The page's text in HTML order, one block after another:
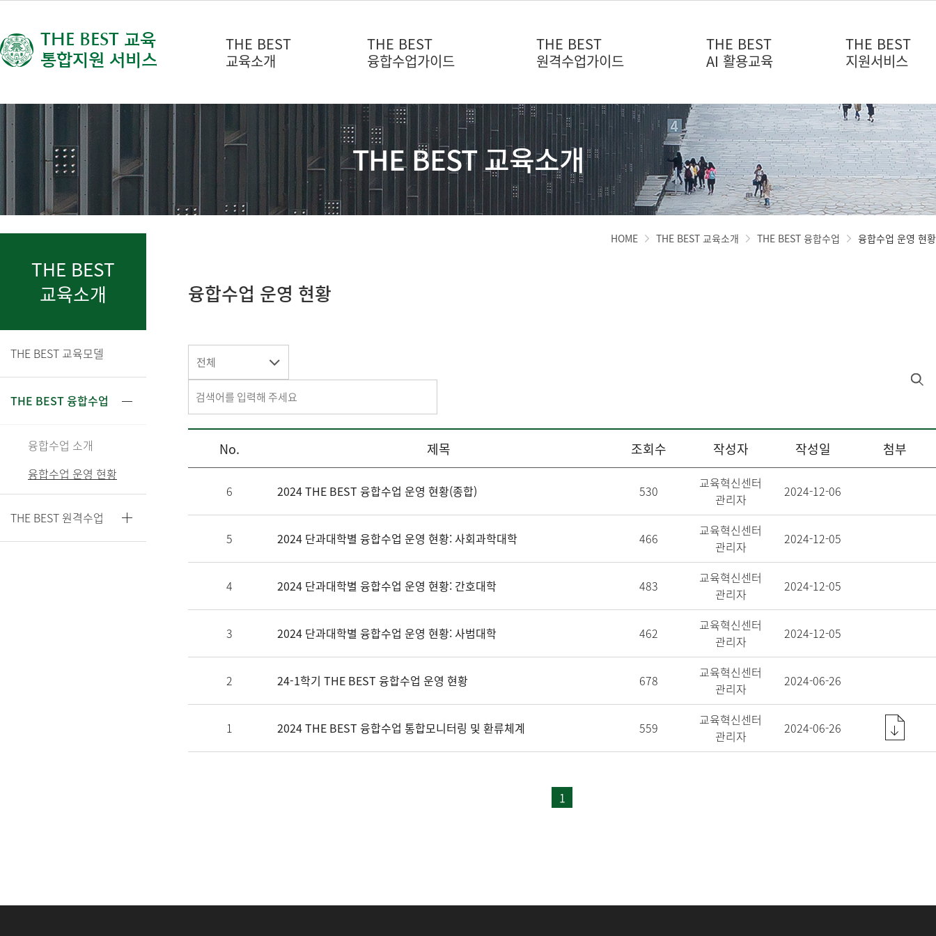
THE BEST 교육
통합지원 서비스
THE BEST
교육소개
THE BEST
융합수업가이드
THE BEST
원격수업가이드
THE BEST
AI 활용교육
THE BEST
지원서비스
THE BEST 교육소개
THE BEST
교육소개
THE BEST 교육모델
THE BEST 융합수업
융합수업 소개
융합수업 운영 현황
THE BEST 원격수업
HOME THE BEST 교육소개 THE BEST 융합수업 융합수업 운영 현황
융합수업 운영 현황
전체
No. 제목 조회수 작성자 작성일 첨부
6 2024 THE BEST 융합수업 운영 현황(종합) 530
교육혁신센터
관리자
2024-12-06
5 2024 단과대학별 융합수업 운영 현황: 사회과학대학 466
교육혁신센터
관리자
2024-12-05
4 2024 단과대학별 융합수업 운영 현황: 간호대학 483
교육혁신센터
관리자
2024-12-05
3 2024 단과대학별 융합수업 운영 현황: 사범대학 462
교육혁신센터
관리자
2024-12-05
2 24-1학기 THE BEST 융합수업 운영 현황 678
교육혁신센터
관리자
2024-06-26
1 2024 THE BEST 융합수업 통합모니터링 및 환류체계 559
교육혁신센터
관리자
2024-06-26
1